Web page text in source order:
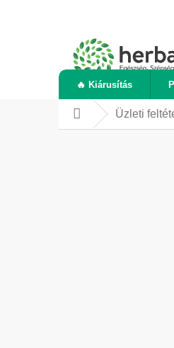
🔥 Kiárusítás
Kezdőlap
Üzleti